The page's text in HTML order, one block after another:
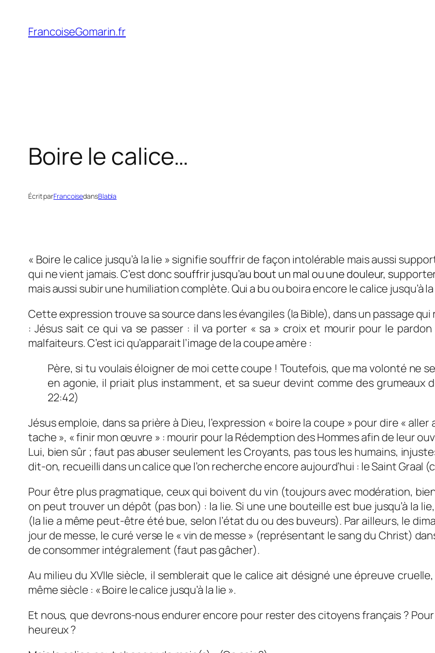
contenu
FrancoiseGomarin.fr
Boire le calice…
Écrit parFrancoisedansBlabla
« Boire le calice jusqu’à la lie » signifie souffrir de façon intolérable mais aussi
qui ne vient jamais. C’est donc souffrir jusqu’au bout un mal ou une douleur, s
mais aussi subir une humiliation complète. Qui a bu ou boira encore le calice jusqu’à la
Cette expression trouve sa source dans les évangiles (la Bible), dans un passage
: Jésus sait ce qui va se passer : il va porter « sa » croix et mourir pour le
malfaiteurs. C’est ici qu’apparait l’image de la coupe amère :
Père, si tu voulais éloigner de moi cette coupe ! Toutefois, que ma volonté ne
en agonie, il priait plus instamment, et sa sueur devint comme des grumeaux
22:42)
Jésus emploie, dans sa prière à Dieu, l’expression « boire la coupe » pour dire «
tache », « finir mon œuvre » : mourir pour la Rédemption des Hommes afin de leur
Lui, bien sûr ; faut pas abuser seulement les Croyants, pas tous les humains,
dit-on, recueilli dans un calice que l’on recherche encore aujourd’hui : le Saint Graal
Pour être plus pragmatique, ceux qui boivent du vin (toujours avec modération,
on peut trouver un dépôt (pas bon) : la lie. Si une une bouteille est bue jusqu’à la
(la lie a même peut-être été bue, selon l’état du ou des buveurs). Par ailleurs, le
jour de messe, le curé verse le « vin de messe » (représentant le sang du Christ)
de consommer intégralement (faut pas gâcher).
Au milieu du XVIIe siècle, il semblerait que le calice ait désigné une épreuve
même siècle : « Boire le calice jusqu’à la lie ».
Et nous, que devrons-nous endurer encore pour rester des citoyens français ?
heureux ?